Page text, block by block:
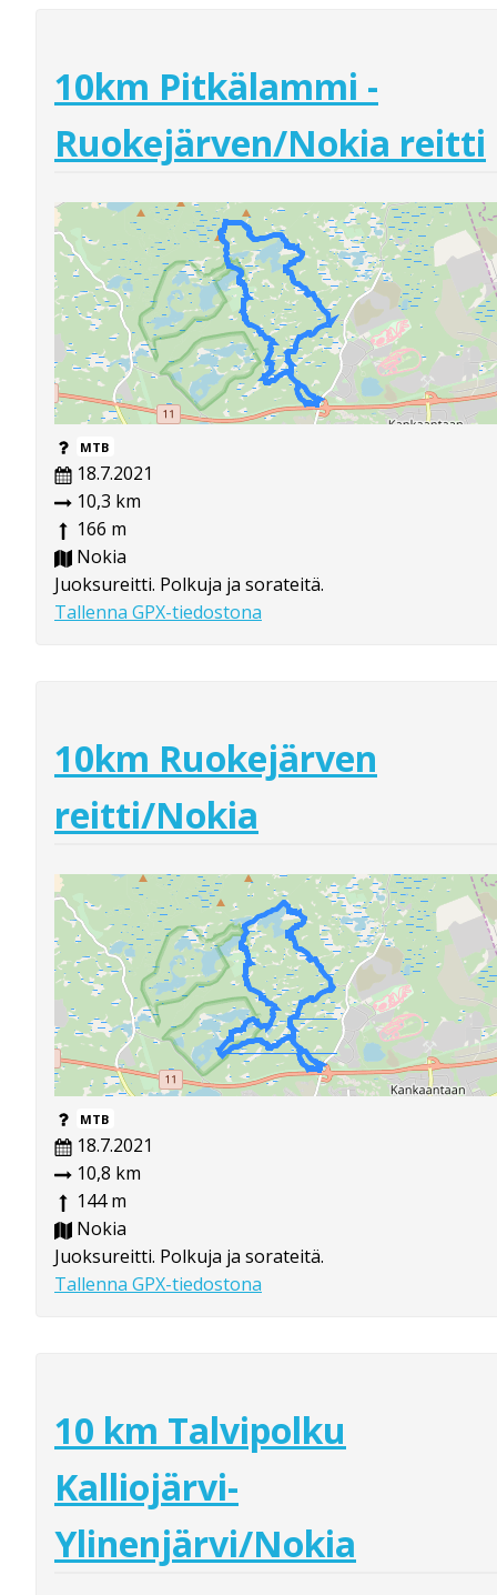
10km Pitkälammi -
Ruokejärven/Nokia reitti
MTB
18.7.2021
10,3 km
166 m
Nokia
Juoksureitti. Polkuja ja sorateitä.
Tallenna GPX-tiedostona
10km Ruokejärven
reitti/Nokia
MTB
18.7.2021
10,8 km
144 m
Nokia
Juoksureitti. Polkuja ja sorateitä.
Tallenna GPX-tiedostona
10 km Talvipolku
Kalliojärvi-
Ylinenjärvi/Nokia